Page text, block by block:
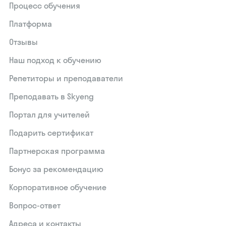
Процесс обучения
Платформа
Отзывы
Наш подход к обучению
Репетиторы и преподаватели
Преподавать в Skyeng
Портал для учителей
Подарить сертификат
Партнерская программа
Бонус за рекомендацию
Корпоративное обучение
Вопрос-ответ
Адреса и контакты